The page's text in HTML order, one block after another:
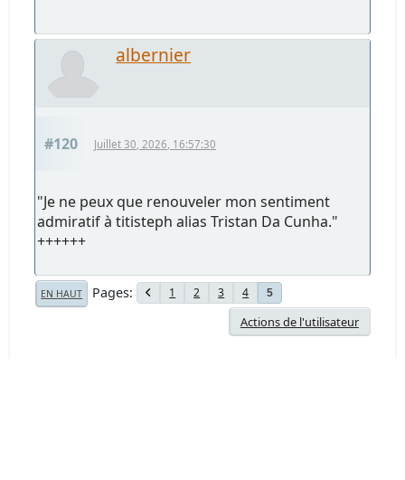
albernier
#120 Juillet 30, 2026, 16:57:30
"Je ne peux que renouveler mon sentiment
admiratif à titisteph alias Tristan Da Cunha."
++++++
EN HAUT Pages 1 2 3 4 5
Actions de l'utilisateur